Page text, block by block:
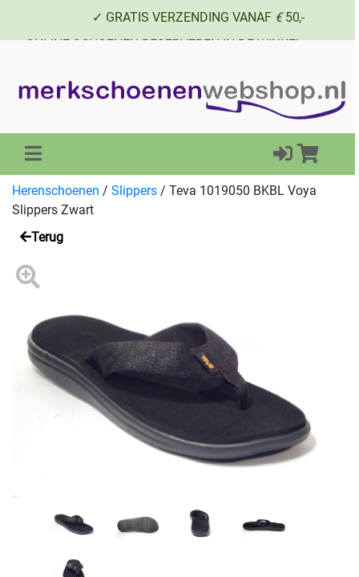
✓ GRATIS VERZENDING VANAF €50,-
✓ ONLINE SCHOENEN RESERVEREN IN DE WINKEL
Herenschoenen / Slippers / Teva 1019050 BKBL Voya
Slippers Zwart
Terug